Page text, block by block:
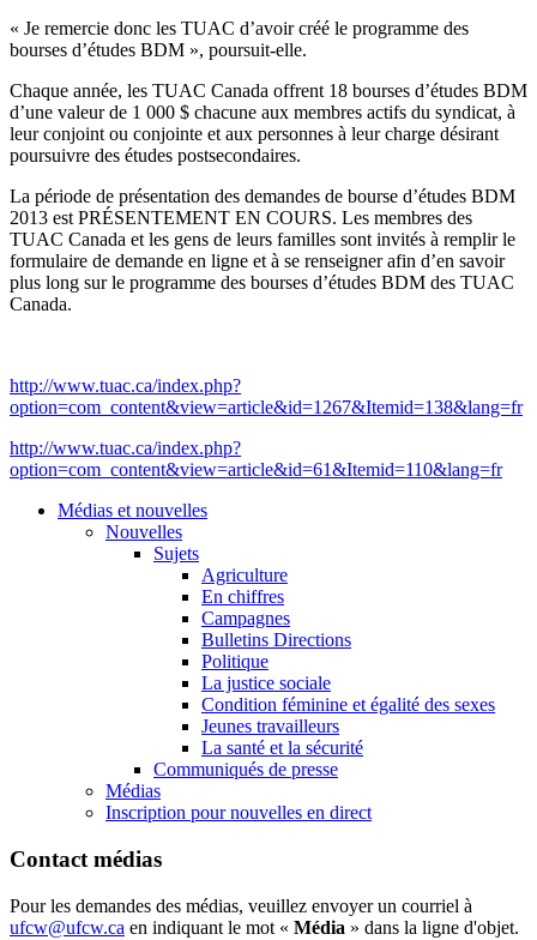
« Je remercie donc les TUAC d’avoir créé le programme des
bourses d’études BDM », poursuit-elle.
Chaque année, les TUAC Canada offrent 18 bourses d’études BDM
d’une valeur de 1 000 $ chacune aux membres actifs du syndicat, à
leur conjoint ou conjointe et aux personnes à leur charge désirant
poursuivre des études postsecondaires.
La période de présentation des demandes de bourse d’études BDM
2013 est PRÉSENTEMENT EN COURS. Les membres des
TUAC Canada et les gens de leurs familles sont invités à remplir le
formulaire de demande en ligne et à se renseigner afin d’en savoir
plus long sur le programme des bourses d’études BDM des TUAC
Canada.
http://www.tuac.ca/index.php?
option=com_content&view=article&id=1267&Itemid=138&lang=fr
http://www.tuac.ca/index.php?
option=com_content&view=article&id=61&Itemid=110&lang=fr
Médias et nouvelles
Nouvelles
Sujets
Agriculture
En chiffres
Campagnes
Bulletins Directions
Politique
La justice sociale
Condition féminine et égalité des sexes
Jeunes travailleurs
La santé et la sécurité
Communiqués de presse
Médias
Inscription pour nouvelles en direct
Contact médias
Pour les demandes des médias, veuillez envoyer un courriel à
ufcw@ufcw.ca en indiquant le mot « Média » dans la ligne d'objet.